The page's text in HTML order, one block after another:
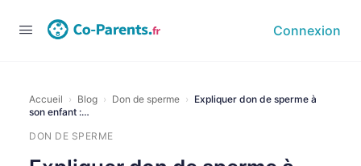
Connexion
Accueil › Blog › Don de sperme › Expliquer don de sperme à
son enfant :…
DON DE SPERME